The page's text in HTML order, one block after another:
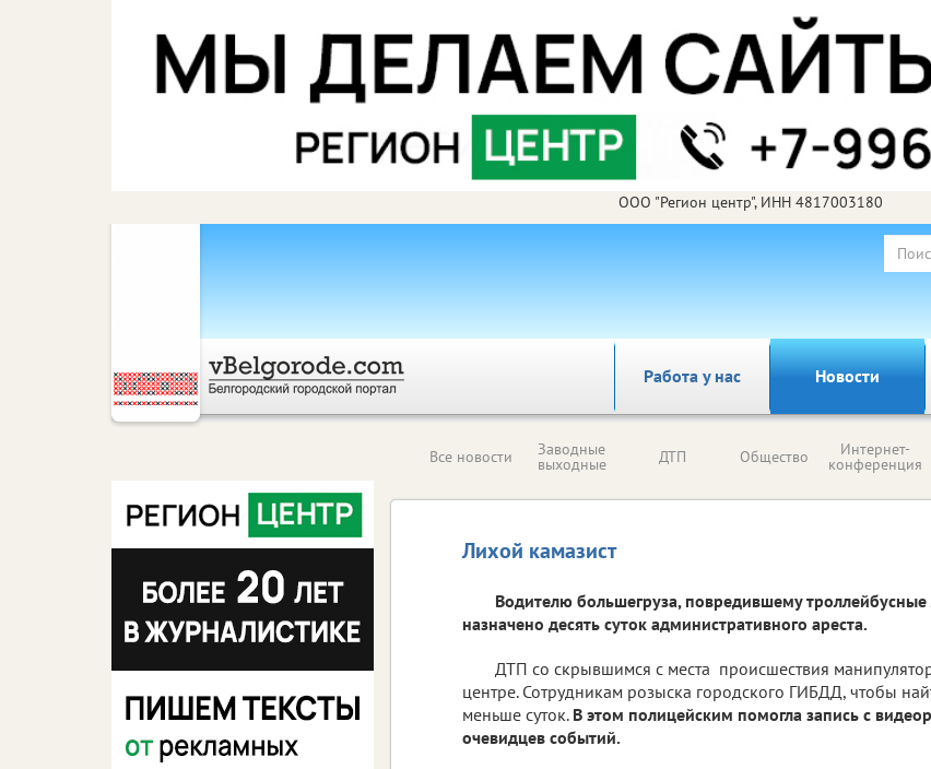
ООО "Регион центр", ИНН 4817003180
Работа у нас Новости
Все новости Заводные
выходные ДТП Общество Интернет-
конференция
Лихой камазист
Водителю большегруза, повредившему
назначено десять суток административного ареста.
ДТП со скрывшимся с места происшествия
центре. Сотрудникам розыска городского ГИБДД, чтобы
меньше суток. В этом полицейским помогла запись с
очевидцев событий.